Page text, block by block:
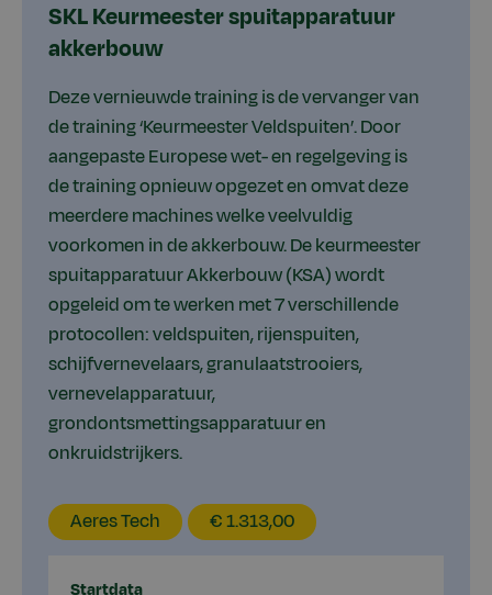
SKL Keurmeester spuitapparatuur
akkerbouw
Deze vernieuwde training is de vervanger van
de training ‘Keurmeester Veldspuiten’. Door
aangepaste Europese wet- en regelgeving is
de training opnieuw opgezet en omvat deze
meerdere machines welke veelvuldig
voorkomen in de akkerbouw. De keurmeester
spuitapparatuur Akkerbouw (KSA) wordt
opgeleid om te werken met 7 verschillende
protocollen: veldspuiten, rijenspuiten,
schijfvernevelaars, granulaatstrooiers,
vernevelapparatuur,
grondontsmettingsapparatuur en
onkruidstrijkers.
EducationLocation
Aeres Tech EducationPrice
€ 1.313,00
Startdata